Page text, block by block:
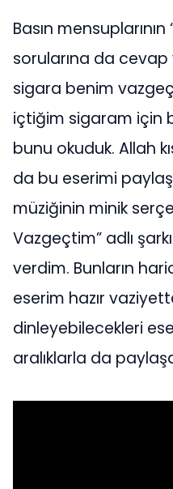
Basın
sorularına da cevap
sigara benim
içtiğim sigaram için
bunu okuduk. Allah
da bu eserimi
müziğinin minik
Vazgeçtim” adlı
verdim. Bunların
eserim hazır
dinleyebilecekleri
aralıklarla da